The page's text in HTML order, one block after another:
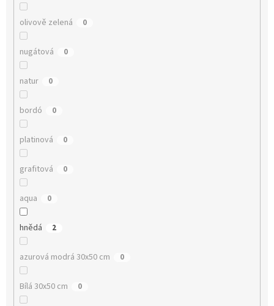
olivově zelená 0
nugátová 0
natur 0
bordó 0
platinová 0
grafitová 0
aqua 0
hnědá 2
azurová modrá 30x50 cm 0
Bílá 30x50 cm 0